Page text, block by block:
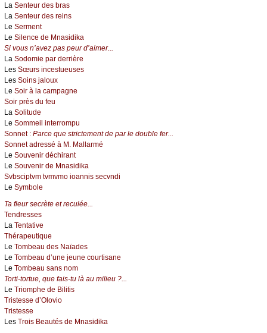
La Senteur des bras
La Senteur des reins
Le Serment
Le Silence de Mnasidika
Si vous n’avez pas peur d’aimer...
La Sodomie par derrière
Les Sœurs incestueuses
Les Soins jaloux
Le Soir à la campagne
Soir près du feu
La Solitude
Le Sommeil interrompu
Sonnet : Parce que strictement de par le double fer...
Sonnet adressé à M. Mallarmé
Le Souvenir déchirant
Le Souvenir de Mnasidika
Svbsciptvm tvmvmo ioannis secvndi
Le Symbole
Ta fleur secrète et reculée...
Tendresses
La Tentative
Thérapeutique
Le Tombeau des Naïades
Le Tombeau d’une jeune courtisane
Le Tombeau sans nom
Torti-tortue, que fais-tu là au milieu ?...
Le Triomphe de Bilitis
Tristesse d’Olovio
Tristesse
Les Trois Beautés de Mnasidika